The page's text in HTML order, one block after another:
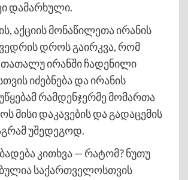
დამარხული.
აქციის მონაწილეთა ირანის
დროს გაირკვა, რომ
ირანში ჩადენილი
იძებნება და ირანის
რამდენჯერმე მომართა
მისი დაკავების და გადაცემის
უშედეგოდ.
კითხვა — რატომ? ნუთუ
საქართველოსთვის